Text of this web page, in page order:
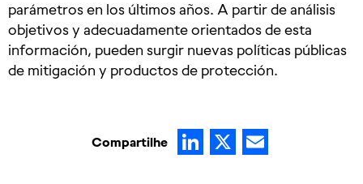
parámetros en los últimos años. A partir de análisis
objetivos y adecuadamente orientados de esta
información, pueden surgir nuevas políticas públicas
de mitigación y productos de protección.
Compartilhe LinkedIn
X